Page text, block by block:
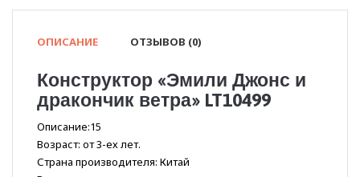
ОПИСАНИЕ ОТЗЫВОВ (0)
Конструктор «Эмили Джонс и
дракончик ветра» LT10499
Описание:15
Возраст: от 3-ех лет.
Страна производителя: Китай